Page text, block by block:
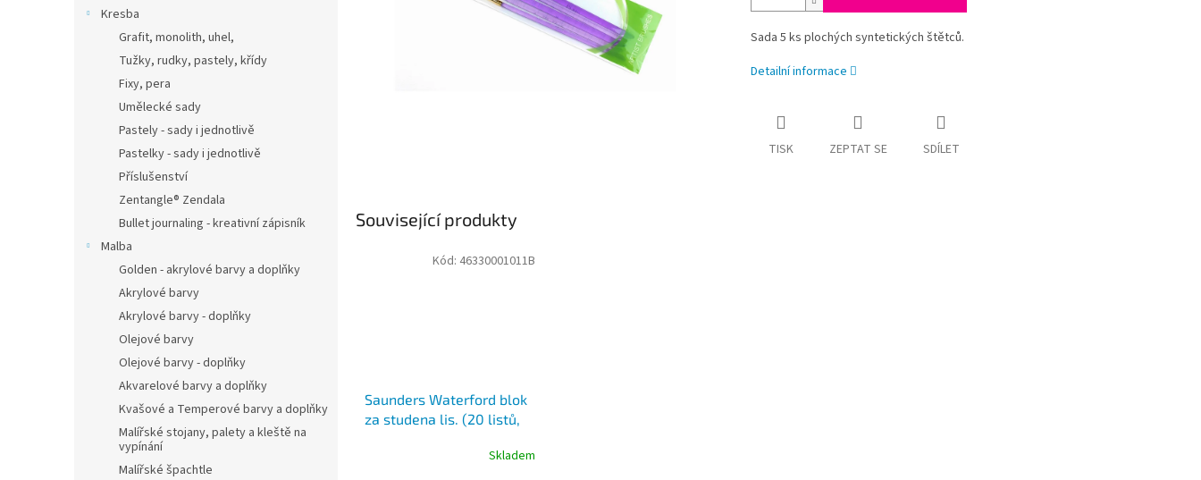
Kresba
Grafit, monolith, uhel,
Tužky, rudky, pastely, křídy
Fixy, pera
Umělecké sady
Pastely - sady i jednotlivě
Pastelky - sady i jednotlivě
Příslušenství
Zentangle® Zendala
Bullet journaling - kreativní zápisník
Malba
Golden - akrylové barvy a doplňky
Akrylové barvy
Akrylové barvy - doplňky
Olejové barvy
Olejové barvy - doplňky
Akvarelové barvy a doplňky
Kvašové a Temperové barvy a doplňky
Malířské stojany, palety a kleště na
vypínání
Malířské špachtle
Sada 5 ks plochých syntetických štětců.
Detailní informace
TISK ZEPTAT SE SDÍLET
Související produkty
Saunders Waterford blok
za studena lis. (20 listů,
Skladem
Kód: 46330001011B